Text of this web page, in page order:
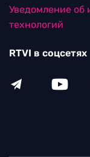
Уведомление об
технологий
RTVI в соцсетях